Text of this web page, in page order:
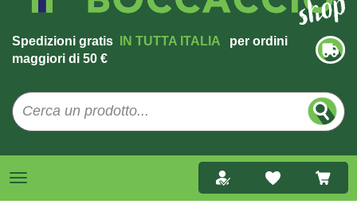
Spedizioni gratis IN TUTTA ITALIA
per ordini
maggiori di 50 €